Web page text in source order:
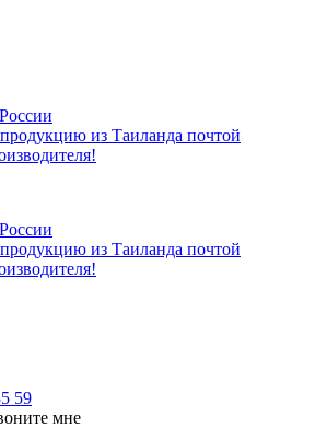
из Таиланда почтой
из Таиланда почтой
59
мне